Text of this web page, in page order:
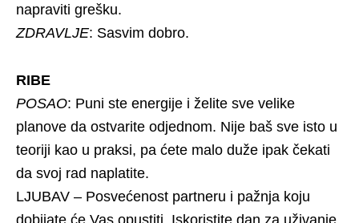
napraviti grešku.
ZDRAVLJE: Sasvim dobro.
RIBE
POSAO: Puni ste energije i želite sve velike
planove da ostvarite odjednom. Nije baš sve isto u
teoriji kao u praksi, pa ćete malo duže ipak čekati
da svoj rad naplatite.
LJUBAV – Posvećenost partneru i pažnja koju
dobijate će Vas opustiti. Iskoristite dan za uživanje,